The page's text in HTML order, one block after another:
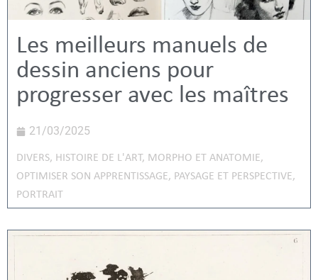
Les meilleurs manuels de
dessin anciens pour
progresser avec les maîtres
21/03/2025
DIVERS, HISTOIRE DE L'ART, MORPHO ET ANATOMIE,
OPTIMISER SON APPRENTISSAGE, PAYSAGE ET PERSPECTIVE,
PORTRAIT